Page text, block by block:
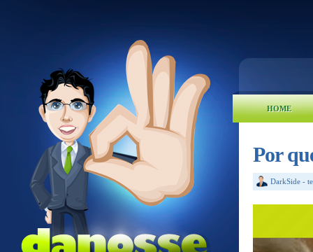
HOME
Por
DarkSide -